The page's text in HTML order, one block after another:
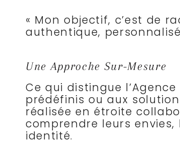
« Mon objectif, c’est de
authentique,
Une Approche Sur-Mesure
Ce qui distingue
prédéfinis ou aux
réalisée en étroite
comprendre leurs
identité.